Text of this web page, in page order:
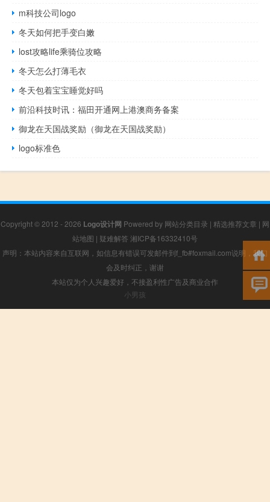
m科技公司logo
冬天如何把手变白嫩
lost攻略life乘骑位攻略
冬天怎么打薄毛衣
冬天包着宝宝睡觉好吗
前沿科技时讯：福田开通网上港澳商务备案
御龙在天国战奖励（御龙在天国战奖励）
logo标准色
Copyright © 2012 - 2026 Logo设计网 Powered by 网站分类目录 | 精选推荐文章 | 网
站地图 | 疑难解答 湘ICP备16332410号
声明：本站内容来自互联网，如信息有错误可发邮件到f_fb#foxmail.com说明，我们
会及时纠正，谢谢
本站仅为个人兴趣爱好，不接盈利性广告及商业合作
小男孩